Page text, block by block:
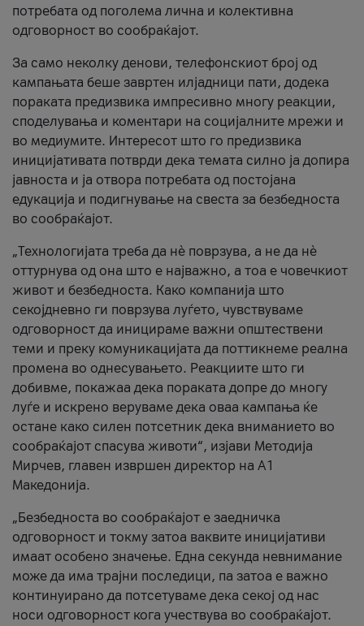
потребата од поголема лична и колективна
одговорност во сообраќајот.
За само неколку денови, телефонскиот број од
кампањата беше завртен илјадници пати, додека
пораката предизвика импресивно многу реакции,
споделувања и коментари на социјалните мрежи и
во медиумите. Интересот што го предизвика
иницијативата потврди дека темата силно ја допира
јавноста и ја отвора потребата од постојана
едукација и подигнување на свеста за безбедноста
во сообраќајот.
„Технологијата треба да нè поврзува, а не да нè
оттурнува од она што е најважно, а тоа е човечкиот
живот и безбедноста. Како компанија што
секојдневно ги поврзува луѓето, чувствуваме
одговорност да иницираме важни општествени
теми и преку комуникацијата да поттикнеме реална
промена во однесувањето. Реакциите што ги
добивме, покажаа дека пораката допре до многу
луѓе и искрено веруваме дека оваа кампања ќе
остане како силен потсетник дека вниманието во
сообраќајот спасува животи“, изјави Методија
Мирчев, главен извршен директор на А1
Македонија.
„Безбедноста во сообраќајот е заедничка
одговорност и токму затоа ваквите иницијативи
имаат особено значење. Една секунда невнимание
може да има трајни последици, па затоа е важно
континуирано да потсетуваме дека секој од нас
носи одговорност кога учествува во сообраќајот.